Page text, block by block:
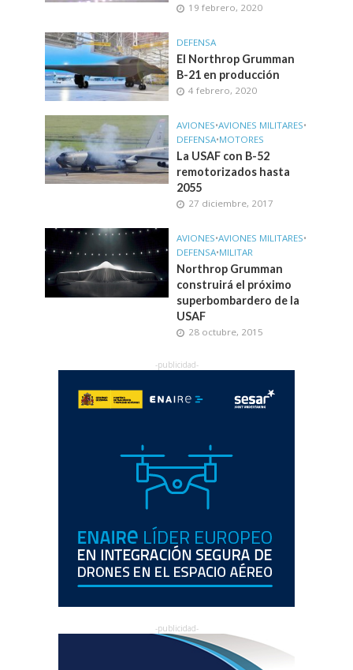
19 febrero, 2020
DEFENSA
El Northrop Grumman
B-21 en producción
4 febrero, 2020
AVIONES•AVIONES MILITARES•
DEFENSA•MOTORES
La USAF con B-52
remotorizados hasta
2055
27 diciembre, 2017
AVIONES•AVIONES MILITARES•
DEFENSA•MILITAR
Northrop Grumman
construirá el próximo
superbombardero de la
USAF
28 octubre, 2015